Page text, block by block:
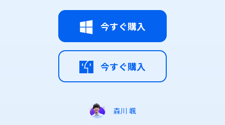
今すぐ購入
今すぐ購入
森川 颯